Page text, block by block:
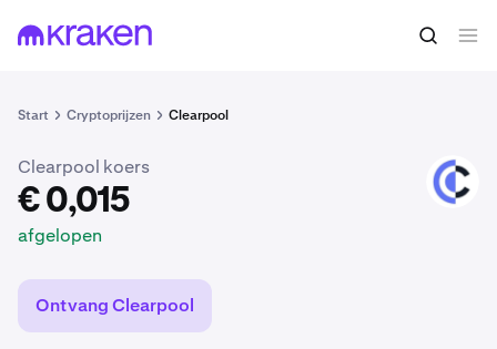
Start Cryptoprijzen Clearpool
€ 0,015 CPOOL kopen
Clearpool koers
€ 0,015
afgelopen
CPOOL
Ontvang Clearpool